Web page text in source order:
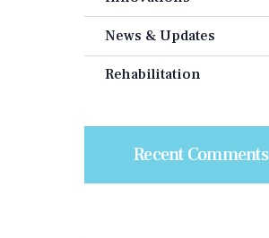
News & Updates
Rehabilitation
Recent Comments